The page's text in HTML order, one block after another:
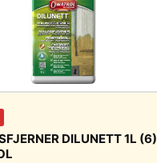
DILUNETT 1L (6)